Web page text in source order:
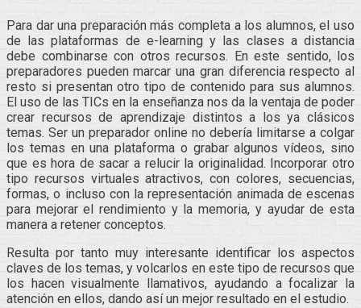
Para dar una preparación más completa a los alumnos, el uso
de las plataformas de e-learning y las clases a distancia
debe combinarse con otros recursos. En este sentido, los
preparadores pueden marcar una gran diferencia respecto al
resto si presentan otro tipo de contenido para sus alumnos.
El uso de las TICs en la enseñanza nos da la ventaja de poder
crear recursos de aprendizaje distintos a los ya clásicos
temas. Ser un preparador online no debería limitarse a colgar
los temas en una plataforma o grabar algunos vídeos, sino
que es hora de sacar a relucir la originalidad. Incorporar otro
tipo recursos virtuales atractivos, con colores, secuencias,
formas, o incluso con la representación animada de escenas
para mejorar el rendimiento y la memoria, y ayudar de esta
manera a retener conceptos.
Resulta por tanto muy interesante identificar los aspectos
claves de los temas, y volcarlos en este tipo de recursos que
los hacen visualmente llamativos, ayudando a focalizar la
atención en ellos, dando así un mejor resultado en el estudio.